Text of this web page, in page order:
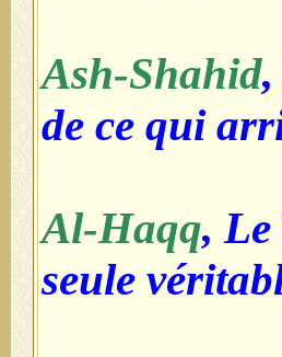
Ash-Shahid
de ce qui
Al-Haqq,
seule